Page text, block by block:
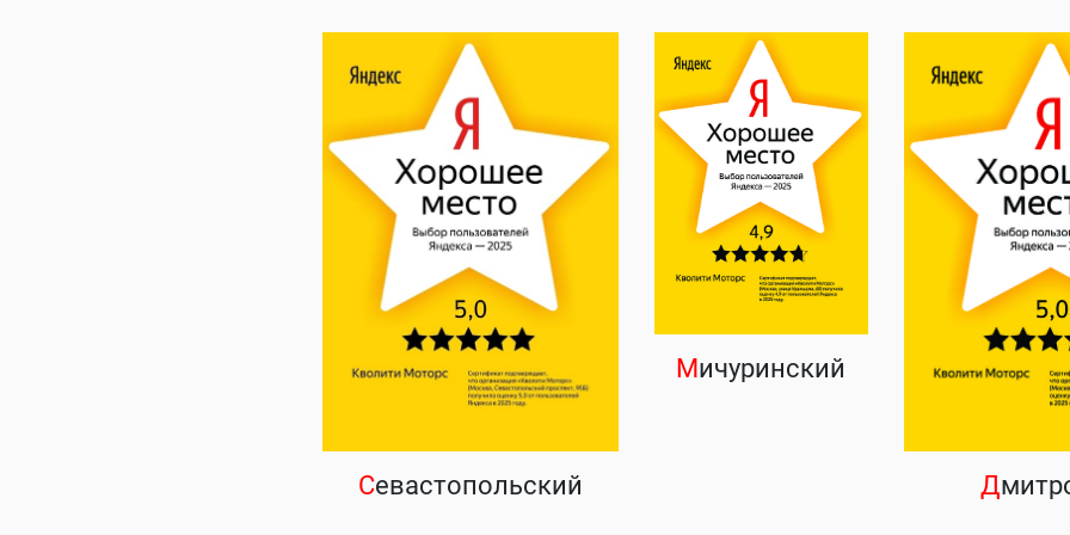
Севастопольский
Мичуринский
Д